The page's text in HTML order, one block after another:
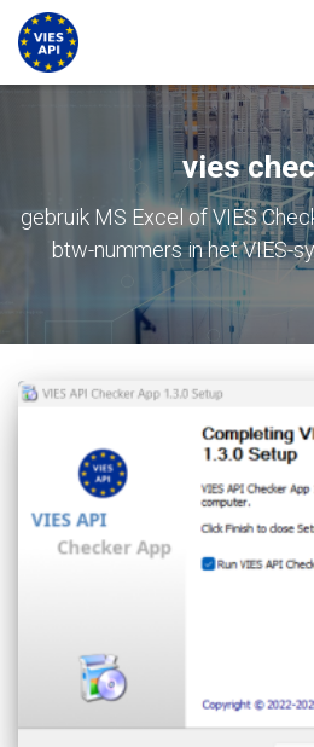
vies
gebruik MS Excel of VIES
btw-nummers in het VIES-